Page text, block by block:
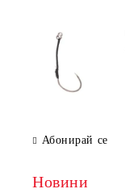
Абонирай се
Новини